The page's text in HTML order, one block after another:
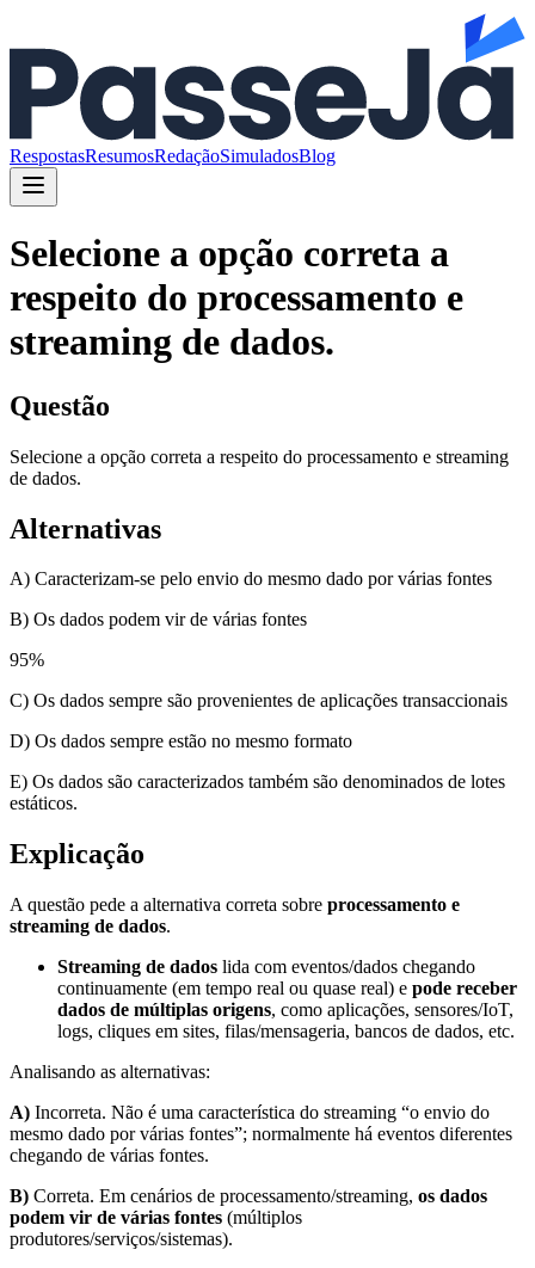
RespostasResumosRedaçãoSimuladosBlog
Selecione a opção correta a
respeito do processamento e
streaming de dados.
Questão
Selecione a opção correta a respeito do processamento e streaming
de dados.
Alternativas
A) Caracterizam-se pelo envio do mesmo dado por várias fontes
B) Os dados podem vir de várias fontes
95%
C) Os dados sempre são provenientes de aplicações transaccionais
D) Os dados sempre estão no mesmo formato
E) Os dados são caracterizados também são denominados de lotes
estáticos.
Explicação
A questão pede a alternativa correta sobre processamento e
streaming de dados.
Streaming de dados lida com eventos/dados chegando
continuamente (em tempo real ou quase real) e pode receber
dados de múltiplas origens, como aplicações, sensores/IoT,
logs, cliques em sites, filas/mensageria, bancos de dados, etc.
Analisando as alternativas:
A) Incorreta. Não é uma característica do streaming “o envio do
mesmo dado por várias fontes”; normalmente há eventos diferentes
chegando de várias fontes.
B) Correta. Em cenários de processamento/streaming, os dados
podem vir de várias fontes (múltiplos
produtores/serviços/sistemas).